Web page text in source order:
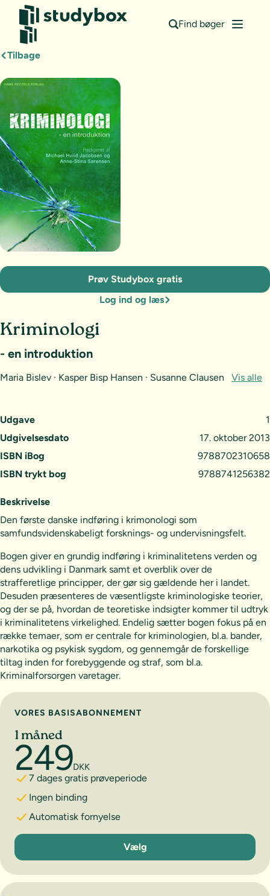
Find bøger
Tilbage
Udgave
1
Udgivelsesdato
17. oktober 2013
ISBN iBog
9788702310658
ISBN trykt bog
9788741256382
Kriminologi
- en introduktion
Maria Bislev · Kasper Bisp Hansen · Susanne Clausen Vis alle
Prøv Studybox gratis
Log ind og læs
Beskrivelse
Den første danske indføring i krimonologi som
samfundsvidenskabeligt forsknings- og undervisningsfelt.
Bogen giver en grundig indføring i kriminalitetens verden og
dens udvikling i Danmark samt et overblik over de
strafferetlige principper, der gør sig gældende her i landet.
Desuden præsenteres de væsentligste kriminologiske teorier,
og der se på, hvordan de teoretiske indsigter kommer til udtryk
i kriminalitetens virkelighed. Endelig sætter bogen fokus på en
række temaer, som er centrale for kriminologien, bl.a. bander,
narkotika og psykisk sygdom, og gennemgår de forskellige
tiltag inden for forebyggende og straf, som bl.a.
Kriminalforsorgen varetager.
Vælg abonnement
VORES BASISABONNEMENT
1 måned
249DKK
7 dages gratis prøveperiode
Ingen binding
Automatisk fornyelse
1 måned
Vælg